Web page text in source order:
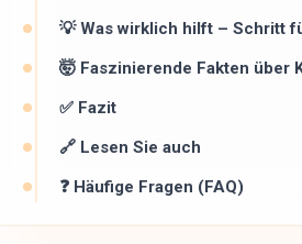
💡 Was wirklich hilft – Schritt
🤯 Faszinierende Fakten über
✅ Fazit
🔗 Lesen Sie auch
❓ Häufige Fragen (FAQ)